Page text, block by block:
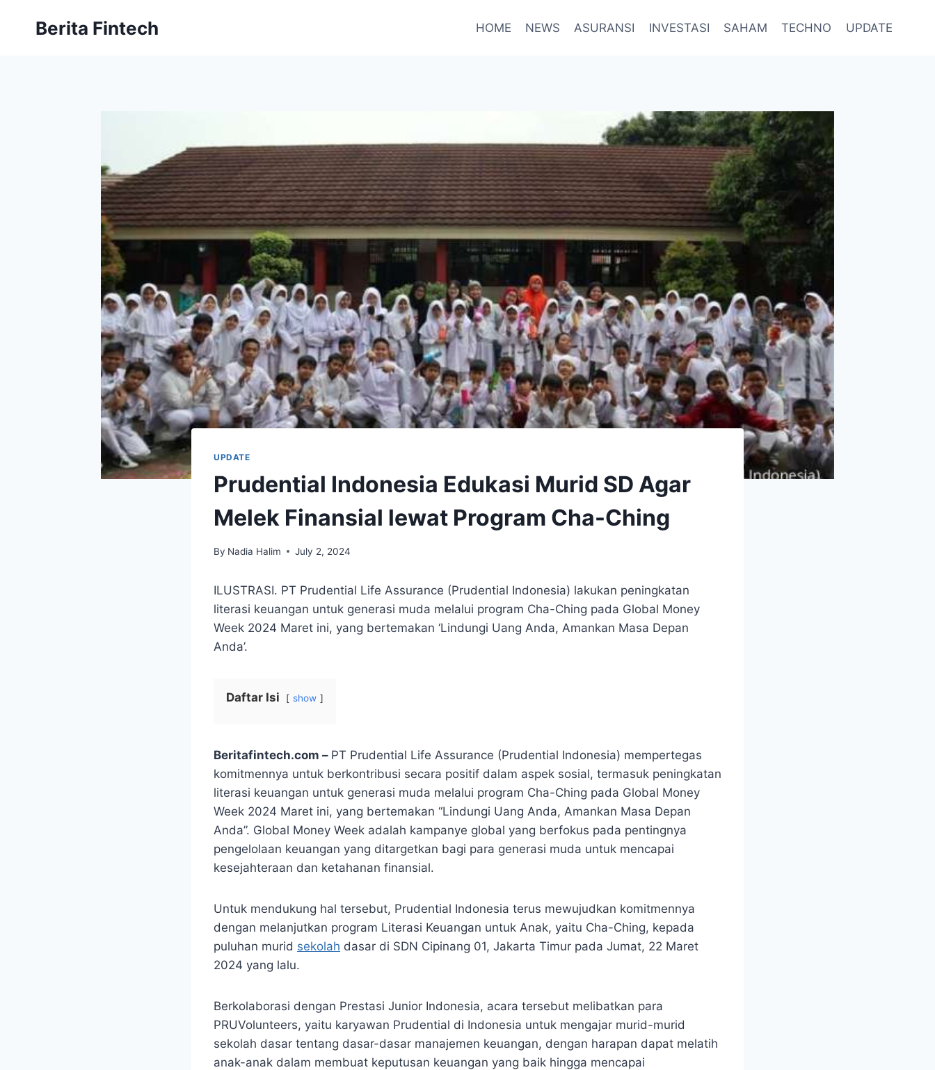
Berita Fintech HOME NEWS ASURANSI INVESTASI SAHAM TECHNO UPDATE
UPDATE
Prudential Indonesia Edukasi Murid SD Agar
Melek Finansial lewat Program Cha-Ching
By Nadia Halim July 2, 2024
ILUSTRASI. PT Prudential Life Assurance (Prudential Indonesia) lakukan peningkatan
literasi keuangan untuk generasi muda melalui program Cha-Ching pada Global Money
Week 2024 Maret ini, yang bertemakan ‘Lindungi Uang Anda, Amankan Masa Depan
Anda’.
Daftar Isi show
Beritafintech.com – PT Prudential Life Assurance (Prudential Indonesia) mempertegas
komitmennya untuk berkontribusi secara positif dalam aspek sosial, termasuk peningkatan
literasi keuangan untuk generasi muda melalui program Cha-Ching pada Global Money
Week 2024 Maret ini, yang bertemakan “Lindungi Uang Anda, Amankan Masa Depan
Anda”. Global Money Week adalah kampanye global yang berfokus pada pentingnya
pengelolaan keuangan yang ditargetkan bagi para generasi muda untuk mencapai
kesejahteraan dan ketahanan finansial.
Untuk mendukung hal tersebut, Prudential Indonesia terus mewujudkan komitmennya
dengan melanjutkan program Literasi Keuangan untuk Anak, yaitu Cha-Ching, kepada
puluhan murid sekolah dasar di SDN Cipinang 01, Jakarta Timur pada Jumat, 22 Maret
2024 yang lalu.
Berkolaborasi dengan Prestasi Junior Indonesia, acara tersebut melibatkan para
PRUVolunteers, yaitu karyawan Prudential di Indonesia untuk mengajar murid-murid
sekolah dasar tentang dasar-dasar manajemen keuangan, dengan harapan dapat melatih
anak-anak dalam membuat keputusan keuangan yang baik hingga mencapai